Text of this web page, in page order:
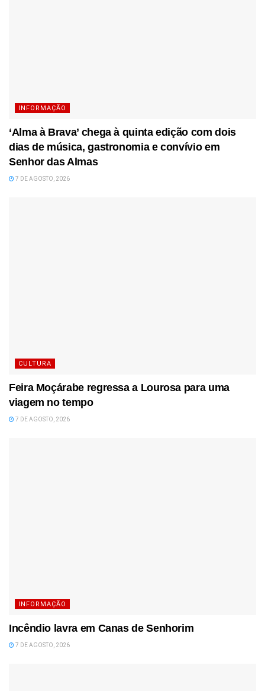
INFORMAÇÃO
‘Alma à Brava’ chega à quinta edição com dois
dias de música, gastronomia e convívio em
Senhor das Almas
7 DE AGOSTO, 2026
CULTURA
Feira Moçárabe regressa a Lourosa para uma
viagem no tempo
7 DE AGOSTO, 2026
INFORMAÇÃO
Incêndio lavra em Canas de Senhorim
7 DE AGOSTO, 2026